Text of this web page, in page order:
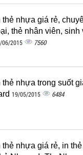
thẻ nhựa giá rẻ,
thẻ nhân viên, sinh
06/2015 7560
thẻ nhựa trong suốt
19/05/2015 6484
thẻ nhựa giá rẻ, in